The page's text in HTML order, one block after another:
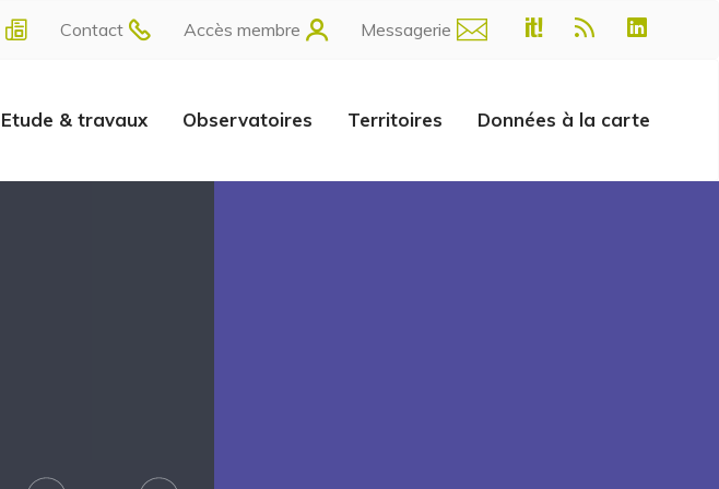
Contact Accès membre Messagerie
Etude & travaux Observatoires Territoires Données à la carte